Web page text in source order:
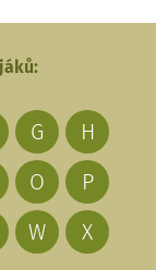
G
H
O
P
W
X